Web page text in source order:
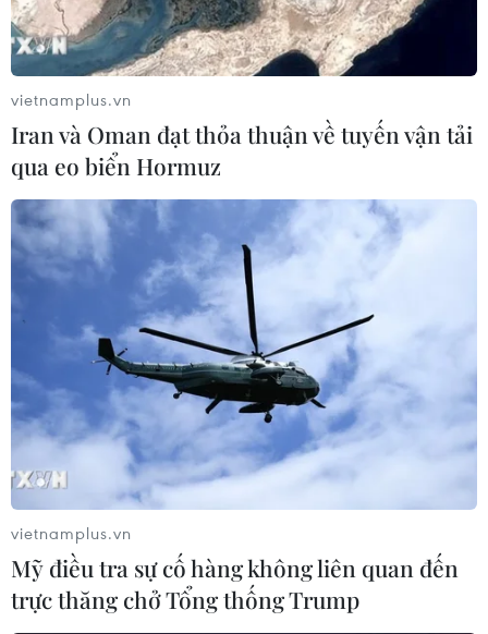
vietnamplus.vn
Iran và Oman đạt thỏa thuận về tuyến vận tải
qua eo biển Hormuz
vietnamplus.vn
Mỹ điều tra sự cố hàng không liên quan đến
trực thăng chở Tổng thống Trump